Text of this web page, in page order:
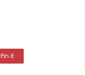
Pin it